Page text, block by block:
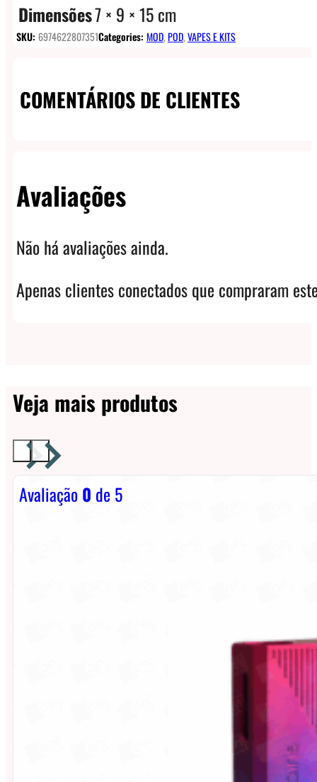
Dimensões7 × 9 × 15 cm
SKU: 6974622807351Categories: MOD,POD,VAPES E KITS
COMENTÁRIOS DE CLIENTES
Avaliações
Não há avaliações ainda.
Apenas clientes conectados que compraram
Veja mais produtos
Avaliação0 de 5